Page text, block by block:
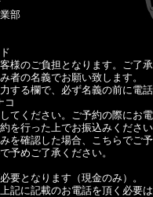
部
様のご負担となります。ご了
者の名義でお願い致します。
する欄で、必ず名義の前に電
コ
てください。ご予約の際にお
を行った上でお振込みくださ
を確認した場合、こちらでご
予めご了承ください。
要となります（現金のみ）。
上記に記載のお電話を頂く必